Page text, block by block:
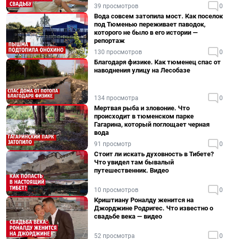
39 просмотров 0
Вода совсем затопила мост. Как поселок
под Тюменью переживает паводок,
которого не было в его истории —
репортаж
130 просмотров 0
Благодаря физике. Как тюменец спас от
наводнения улицу на Лесобазе
134 просмотра 0
Мертвая рыба и зловоние. Что
происходит в тюменском парке
Гагарина, который поглощает черная
вода
91 просмотр 0
Стоит ли искать духовность в Тибете?
Что увидел там бывалый
путешественник. Видео
10 просмотров 0
Криштиану Роналду женится на
Джорджине Родригес. Что известно о
свадьбе века — видео
52 просмотра 0